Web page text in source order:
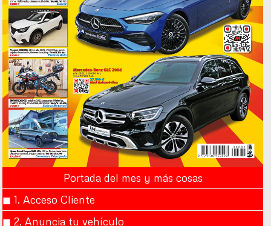
Portada del mes y más cosas
◼︎ 1. Acceso Cliente
◼︎ 2. Anuncia tu vehículo